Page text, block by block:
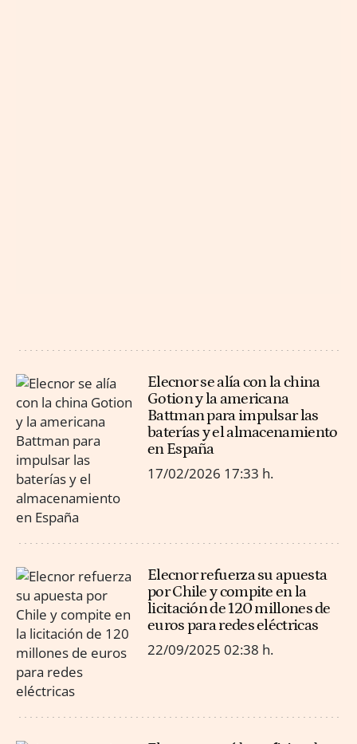
Elecnor se alía con la china
Gotion y la americana
Battman para impulsar las
baterías y el almacenamiento
en España
17/02/2026 17:33 h.
Elecnor refuerza su apuesta
por Chile y compite en la
licitación de 120 millones de
euros para redes eléctricas
22/09/2025 02:38 h.